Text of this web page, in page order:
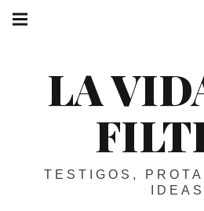
Skip
LA
TESTIGOS,
IDEAS
navigation